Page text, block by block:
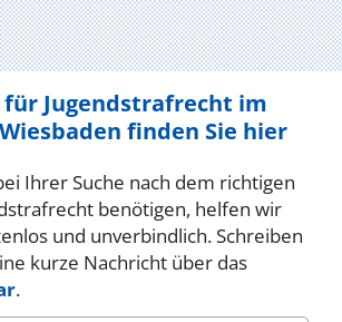
Jugendstrafrecht im
finden Sie hier
Ihrer Suche nach dem richtigen
benötigen, helfen wir
und unverbindlich. Schreiben
kurze Nachricht über das
.